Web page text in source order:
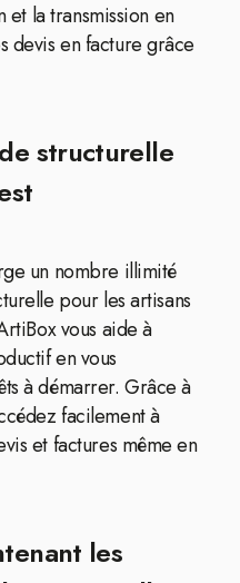
la transmission en
devis en facture grâce
structurelle
un nombre illimité
pour les artisans
vous aide à
en vous
à démarrer. Grâce à
facilement à
et factures même en
les